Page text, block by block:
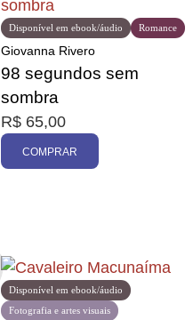
Disponível em ebook/áudio Romance
Giovanna Rivero
98 segundos sem
sombra
R$ 65,00
COMPRAR
Disponível em ebook/áudio
Fotografia e artes visuais